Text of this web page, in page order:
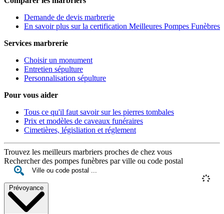
Demande de devis marbrerie
En savoir plus sur la certification Meilleures Pompes Funèbres
Services marbrerie
Choisir un monument
Entretien sépulture
Personnalisation sépulture
Pour vous aider
Tous ce qu'il faut savoir sur les pierres tombales
Prix et modèles de caveaux funéraires
Cimetières, législiation et réglement
Trouvez les meilleurs marbriers proches de chez vous
Rechercher des pompes funèbres par ville ou code postal
Prévoyance